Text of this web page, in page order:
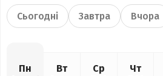
Сьогодні Завтра Вчора
Пн Вт Ср Чт